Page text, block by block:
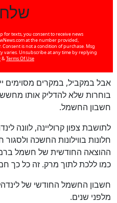
שלח
texts, you consent to receive news
at the number provided,
is not a condition of purchase. Msg
varies. Unsubscribe at any time by replying
& Terms Of Use
אבל במקביל, במקרים מסוימים
בוחרות שלא להדליק אותו מחשש
חשבון החשמל.
לתושבת צפון קרוליינה, לוונה
חלונות בווילונות החשכה
ההוצאה החודשית של חשמל
כמו ללכת לתוך מרק. זה כל כך
מלפני שנים.
כן